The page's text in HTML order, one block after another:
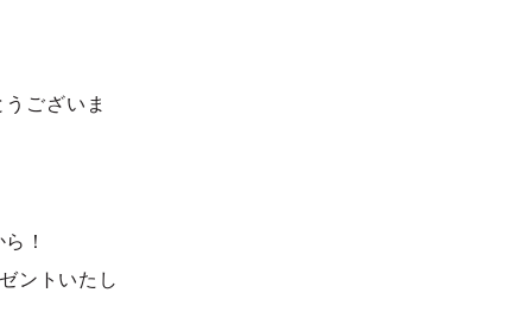
ございま
！
ントいたし